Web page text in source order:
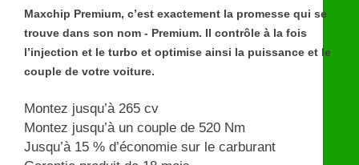
Maxchip Premium, c’est exactement la promesse qui se
trouve dans son nom - Premium. Il contrôle à la fois
l’injection et le turbo et optimise ainsi la puissance et le
couple de votre voiture.
Montez jusqu’à 265 cv
Montez jusqu’à un couple de 520 Nm
Jusqu’à 15 % d’économie sur le carburant